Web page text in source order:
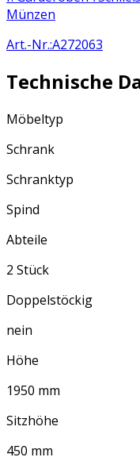
Münzen
Art.-Nr.:A272063
Technische
Möbeltyp
Schrank
Schranktyp
Spind
Abteile
2 Stück
Doppelstöckig
nein
Höhe
1950 mm
Sitzhöhe
450 mm